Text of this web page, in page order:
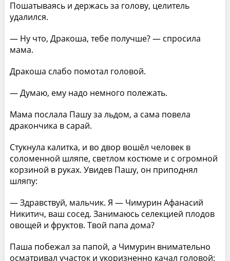
Пошатываясь и держась за голову, целитель
удалился.
— Ну что, Дракоша, тебе получше? — спросила
мама.
Дракоша слабо помотал головой.
— Думаю, ему надо немного полежать.
Мама послала Пашу за льдом, а сама повела
дракончика в сарай.
Стукнула калитка, и во двор вошёл человек в
соломенной шляпе, светлом костюме и с огромной
корзиной в руках. Увидев Пашу, он приподнял
шляпу:
— Здравствуй, мальчик. Я — Чимурин Афанасий
Никитич, ваш сосед. Занимаюсь селекцией плодов
овощей и фруктов. Твой папа дома?
Паша побежал за папой, а Чимурин внимательно
осматривал участок и укоризненно качал головой: